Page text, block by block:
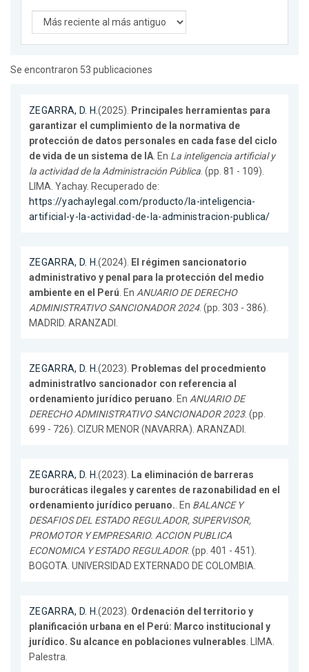
Se encontraron 53 publicaciones
ZEGARRA, D. H.(2025). Principales herramientas para
garantizar el cumplimiento de la normativa de
protección de datos personales en cada fase del ciclo
de vida de un sistema de IA. En La inteligencia artificial y
la actividad de la Administración Pública. (pp. 81 - 109).
LIMA. Yachay. Recuperado de:
https://yachaylegal.com/producto/la-inteligencia-
artificial-y-la-actividad-de-la-administracion-publica/
ZEGARRA, D. H.(2024). El régimen sancionatorio
administrativo y penal para la protección del medio
ambiente en el Perú. En ANUARIO DE DERECHO
ADMINISTRATIVO SANCIONADOR 2024. (pp. 303 - 386).
MADRID. ARANZADI.
ZEGARRA, D. H.(2023). Problemas del procedmiento
administratIvo sancionador con referencia al
ordenamiento jurídico peruano. En ANUARIO DE
DERECHO ADMINISTRATIVO SANCIONADOR 2023. (pp.
699 - 726). CIZUR MENOR (NAVARRA). ARANZADI.
ZEGARRA, D. H.(2023). La eliminación de barreras
burocráticas ilegales y carentes de razonabilidad en el
ordenamiento jurídico peruano.. En BALANCE Y
DESAFIOS DEL ESTADO REGULADOR, SUPERVISOR,
PROMOTOR Y EMPRESARIO. ACCION PUBLICA
ECONOMICA Y ESTADO REGULADOR. (pp. 401 - 451).
BOGOTA. UNIVERSIDAD EXTERNADO DE COLOMBIA.
ZEGARRA, D. H.(2023). Ordenación del territorio y
planificación urbana en el Perú: Marco institucional y
jurídico. Su alcance en poblaciones vulnerables. LIMA.
Palestra.